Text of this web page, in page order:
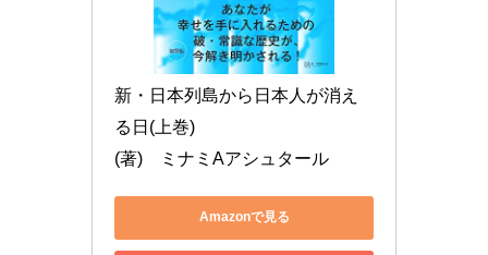
新・日本列島から日本人が消え
る日(上巻)
(著)　ミナミAアシュタール
Amazonで見る